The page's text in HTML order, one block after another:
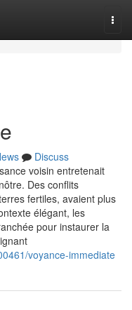
Discuss
voisin entretenait
Des conflits
fertiles, avaient plus
élégant, les
pour instaurer la
voyance-immediate